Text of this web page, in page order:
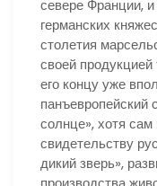
севере Франции,
германских
столетия
своей продукцией
его концу уже
панъевропейский
солнце», хотя
свидетельству
дикий зверь»,